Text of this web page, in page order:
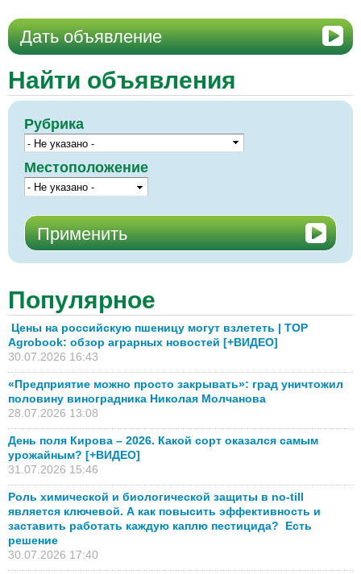
Дать объявление
Найти объявления
Рубрика
Местоположение
Популярное
Цены на российскую пшеницу могут взлететь | TOP
Agrobook: обзор аграрных новостей [+ВИДЕО]
30.07.2026 16:43
«Предприятие можно просто закрывать»: град уничтожил
половину виноградника Николая Молчанова
28.07.2026 13:08
День поля Кирова – 2026. Какой сорт оказался самым
урожайным? [+ВИДЕО]
31.07.2026 15:46
Роль химической и биологической защиты в no-till
является ключевой. А как повысить эффективность и
заставить работать каждую каплю пестицида? Есть
решение
30.07.2026 17:40